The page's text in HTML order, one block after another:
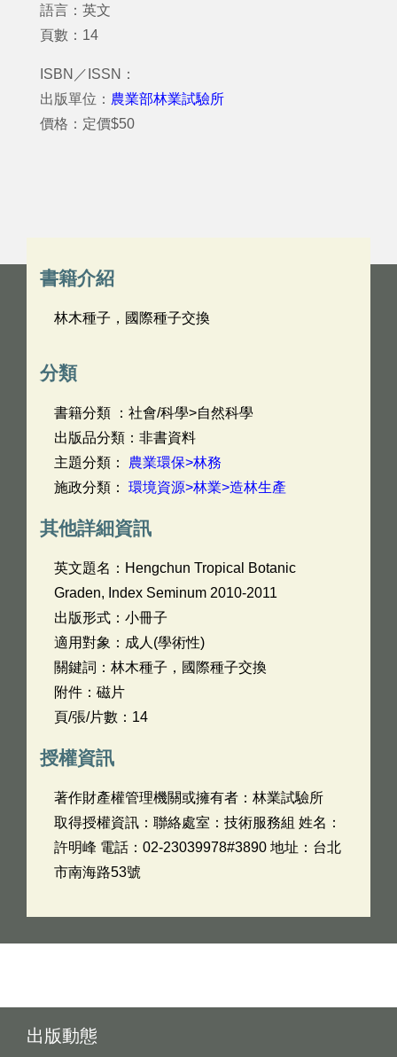
語言：英文
頁數：14
ISBN／ISSN：
出版單位： 農業部林業試驗所
價格：定價$50
書籍介紹
林木種子，國際種子交換
分類
書籍分類 ：社會/科學>自然科學
出版品分類：非書資料
主題分類： 農業環保>林務
施政分類： 環境資源>林業>造林生產
其他詳細資訊
英文題名： Hengchun Tropical Botanic
Graden, Index Seminum 2010-2011
出版形式：小冊子
適用對象：成人(學術性)
關鍵詞：林木種子，國際種子交換
附件：磁片
頁/張/片數：14
授權資訊
著作財產權管理機關或擁有者：林業試驗所
取得授權資訊：聯絡處室：技術服務組 姓名：
許明峰 電話：02-23039978#3890 地址：台北
市南海路53號
出版動態